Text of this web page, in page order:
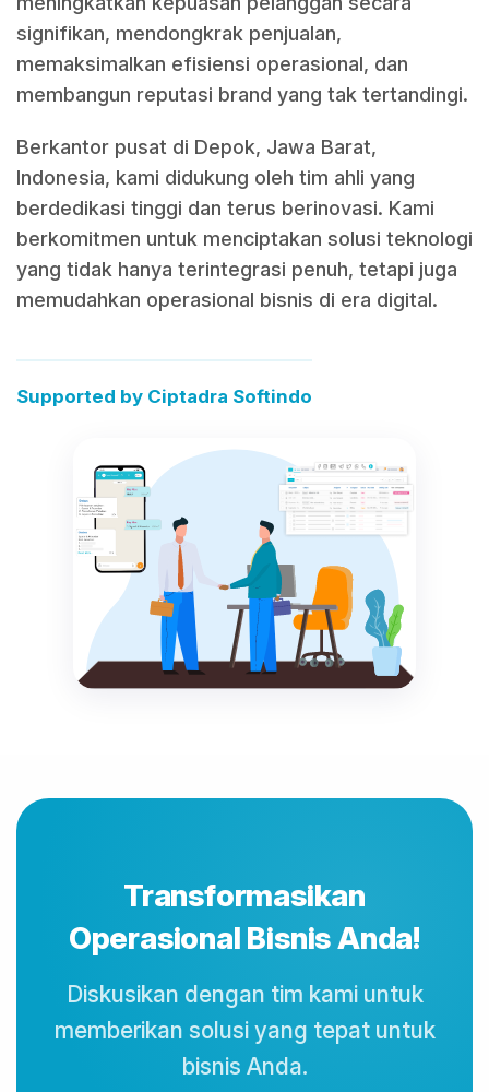
signifikan, mendongkrak penjualan,
memaksimalkan efisiensi operasional, dan
membangun reputasi brand yang tak tertandingi.
Berkantor pusat di Depok, Jawa Barat,
Indonesia, kami didukung oleh tim ahli yang
berdedikasi tinggi dan terus berinovasi. Kami
berkomitmen untuk menciptakan solusi teknologi
yang tidak hanya terintegrasi penuh, tetapi juga
memudahkan operasional bisnis di era digital.
Supported by Ciptadra Softindo
Transformasikan
Operasional Bisnis Anda!
Diskusikan dengan tim kami untuk
memberikan solusi yang tepat untuk
bisnis Anda.